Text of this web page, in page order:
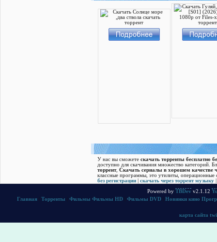
У нас вы сможете скачать торренты бесплатно
доступно для скачивания множество категорий.
торрент, Скачать cериалы в хорошем качестве
классные программы, это утилиты,
без регистрации| скачать через торрент музыку
Powered by TBDev v2.1.12
Главная
Торренты Фильмы Фильмы HD Фильмы DVD Новинки кино
карта сайта